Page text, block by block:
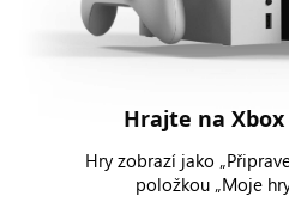
Hrajte na Xbox
Hry zobrazí jako
položkou „Moje